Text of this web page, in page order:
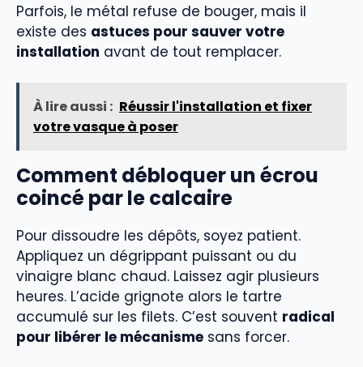
Parfois, le métal refuse de bouger, mais il
existe des astuces pour sauver votre
installation avant de tout remplacer.
À lire aussi : Réussir l'installation et fixer
votre vasque à poser
Comment débloquer un écrou
coincé par le calcaire
Pour dissoudre les dépôts, soyez patient.
Appliquez un dégrippant puissant ou du
vinaigre blanc chaud. Laissez agir plusieurs
heures. L’acide grignote alors le tartre
accumulé sur les filets. C’est souvent radical
pour libérer le mécanisme sans forcer.